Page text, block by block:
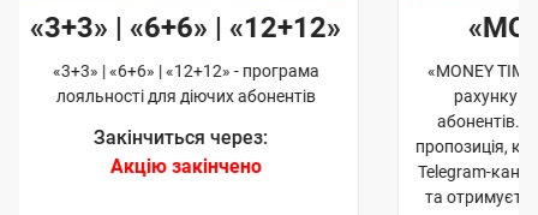
«3+3» | «6+6» | «12+12»
«3+3» | «6+6» | «12+12» - програма
лояльності для діючих абонентів
Закінчиться через:
Акцію закінчено
«MONEY
рахунку
абонентів.
пропозиція,
Telegram-
та